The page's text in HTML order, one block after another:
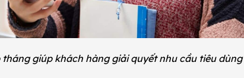
giúp khách hàng giải quyết nhu cầu tiêu dùng